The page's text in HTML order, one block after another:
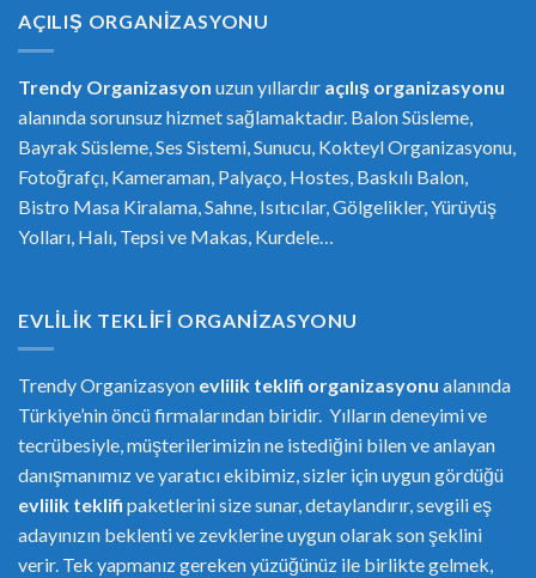
AÇILIŞ ORGANIZASYONU
Trendy Organizasyon uzun yıllardır açılış organizasyonu
alanında sorunsuz hizmet sağlamaktadır. Balon Süsleme,
Bayrak Süsleme, Ses Sistemi, Sunucu, Kokteyl Organizasyonu,
Fotoğrafçı, Kameraman, Palyaço, Hostes, Baskılı Balon,
Bistro Masa Kiralama, Sahne, Isıtıcılar, Gölgelikler, Yürüyüş
Yolları, Halı, Tepsi ve Makas, Kurdele…
EVLILIK TEKLIFI ORGANIZASYONU
Trendy Organizasyon evlilik teklifi organizasyonu alanında
Türkiye’nin öncü firmalarından biridir. Yılların deneyimi ve
tecrübesiyle, müşterilerimizin ne istediğini bilen ve anlayan
danışmanımız ve yaratıcı ekibimiz, sizler için uygun gördüğü
evlilik teklifi paketlerini size sunar, detaylandırır, sevgili eş
adayınızın beklenti ve zevklerine uygun olarak son şeklini
verir. Tek yapmanız gereken yüzüğünüz ile birlikte gelmek,